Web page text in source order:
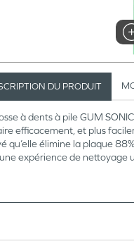
DU PRODUIT
à dents à pile GUM
efficacement, et plus
qu’elle élimine la plaque
expérience de nettoyage